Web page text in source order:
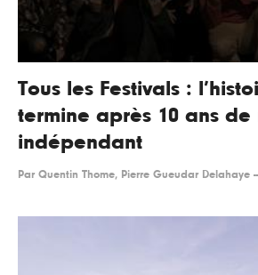
Tous les Festivals :
termine après 10 ans de
indépendant
Par Quentin Thome, Pierre Gueudar Delahaye --